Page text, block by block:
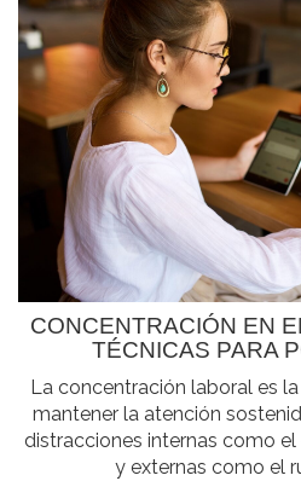
CONCENTRACIÓN EN
TÉCNICAS PARA
La concentración laboral es
mantener la atención
distracciones internas como
y externas como el